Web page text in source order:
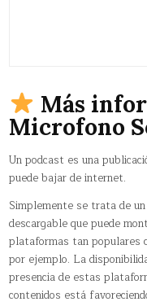
Más
Microfono
Un podcast es una
puede bajar de internet.
Simplemente se trata de
descargable que puede
plataformas tan populares
por ejemplo. La
presencia de estas
contenidos está